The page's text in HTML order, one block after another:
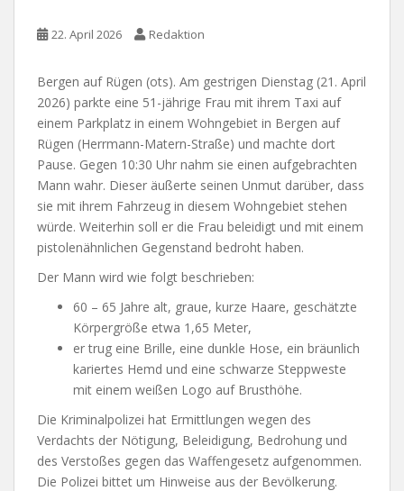
22. April 2026 Redaktion
Bergen auf Rügen (ots). Am gestrigen Dienstag (21. April
2026) parkte eine 51-jährige Frau mit ihrem Taxi auf
einem Parkplatz in einem Wohngebiet in Bergen auf
Rügen (Herrmann-Matern-Straße) und machte dort
Pause. Gegen 10:30 Uhr nahm sie einen aufgebrachten
Mann wahr. Dieser äußerte seinen Unmut darüber, dass
sie mit ihrem Fahrzeug in diesem Wohngebiet stehen
würde. Weiterhin soll er die Frau beleidigt und mit einem
pistolenähnlichen Gegenstand bedroht haben.
Der Mann wird wie folgt beschrieben:
60 – 65 Jahre alt, graue, kurze Haare, geschätzte
Körpergröße etwa 1,65 Meter,
er trug eine Brille, eine dunkle Hose, ein bräunlich
kariertes Hemd und eine schwarze Steppweste
mit einem weißen Logo auf Brusthöhe.
Die Kriminalpolizei hat Ermittlungen wegen des
Verdachts der Nötigung, Beleidigung, Bedrohung und
des Verstoßes gegen das Waffengesetz aufgenommen.
Die Polizei bittet um Hinweise aus der Bevölkerung.